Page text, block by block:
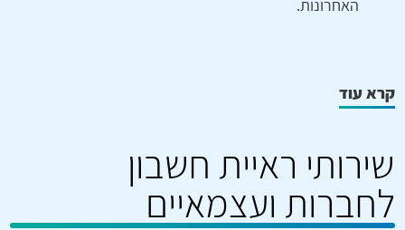
האחרונות.
קרא עוד
שירותי ראיית חשבון
לחברות ועצמאיים